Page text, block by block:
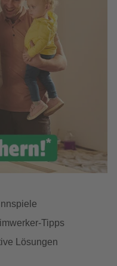
Tipps
Lösungen